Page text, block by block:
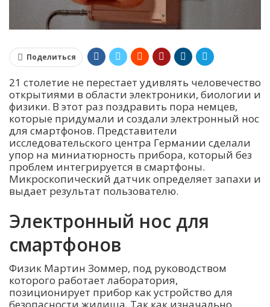
Поделиться
21 столетие не перестает удивлять человечество
открытиями в области электроники, биологии и
физики. В этот раз поздравить пора немцев,
которые придумали и создали электронный нос
для смартфонов. Представители
исследовательского центра Германии сделали
упор на миниатюрность прибора, который без
проблем интегрируется в смартфоны.
Микроскопический датчик определяет запахи и
выдает результат пользователю.
Электронный нос для
смартфонов
Физик Мартин Зоммер, под руководством
которого работает лаборатория,
позиционирует прибор как устройство для
безопасности жилища. Так как изначально